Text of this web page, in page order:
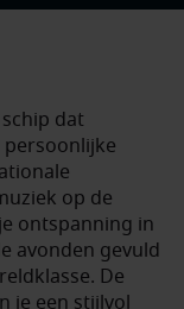
dat
op de
ontspanning in
avonden gevuld
De
je een stijlvol